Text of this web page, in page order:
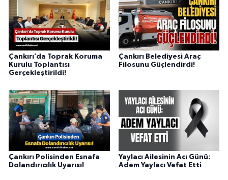
Çankırı’da Toprak Koruma
Kurulu Toplantısı
Gerçekleştirildi!
Çankırı Belediyesi Araç
Filosunu Güçlendirdi!
Çankırı Polisinden Esnafa
Dolandırıcılık Uyarısı!
Yaylacı Ailesinin Acı Günü:
Adem Yaylacı Vefat Etti